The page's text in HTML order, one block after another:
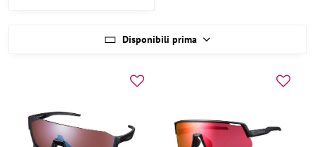
Disponibili prima